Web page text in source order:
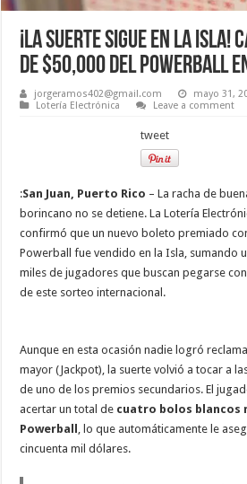
¡La suerte sigue en la Isla!
de $50,000 del Powerball
jorgeramos402@gmail.com
mayo 31,
Lotería Electrónica
Leave a comment
tweet
:San Juan, Puerto Rico – La racha de
borincano no se detiene. La Lotería
confirmó que un nuevo boleto premiado
Powerball fue vendido en la Isla, sumando
miles de jugadores que buscan pegarse
de este sorteo internacional.
Aunque en esta ocasión nadie logró
mayor (Jackpot), la suerte volvió a tocar a
de uno de los premios secundarios. El
acertar un total de cuatro bolos blancos
Powerball , lo que automáticamente le
cincuenta mil dólares.